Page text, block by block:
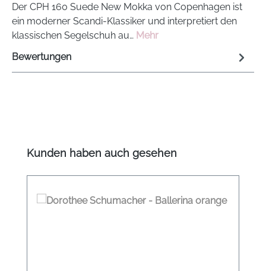
Der CPH 160 Suede New Mokka von Copenhagen ist
ein moderner Scandi-Klassiker und interpretiert den
klassischen Segelschuh au… Mehr
Bewertungen
Produktgalerie überspringen
Kunden haben auch gesehen